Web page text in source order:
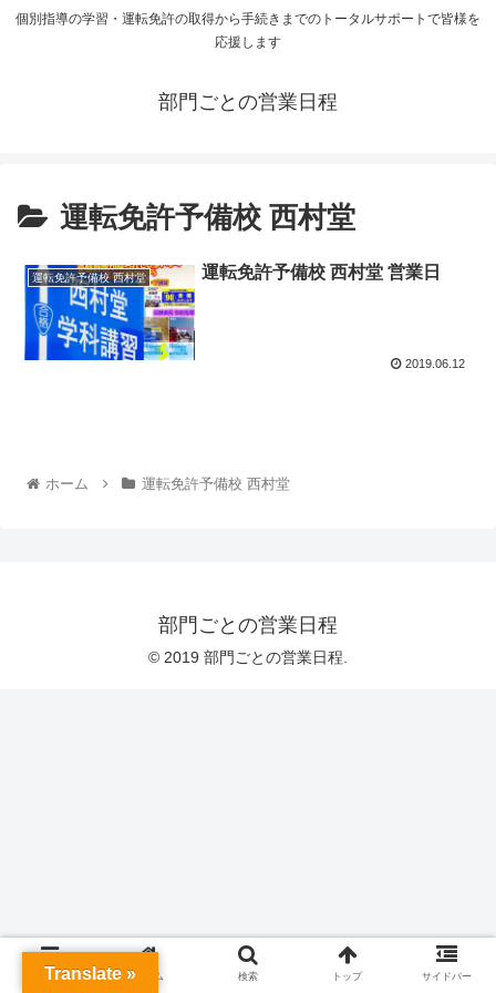
個別指導の学習・運転免許の取得から手続きまでのトータルサポートで皆様を
応援します
部門ごとの営業日程
運転免許予備校 西村堂
運転免許予備校 西村堂 運転免許予備校 西村堂 営業日
2019.06.12
ホーム 運転免許予備校 西村堂
部門ごとの営業日程
© 2019 部門ごとの営業日程.
メニュー ホーム 検索 トップ サイドバー
Translate »